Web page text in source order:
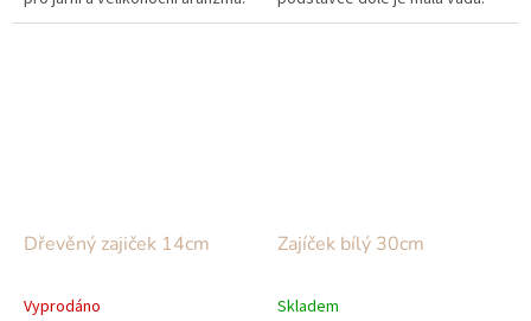
Dřevěný zajiček 14cm
Vyprodáno
Zajíček bílý 30cm
Skladem